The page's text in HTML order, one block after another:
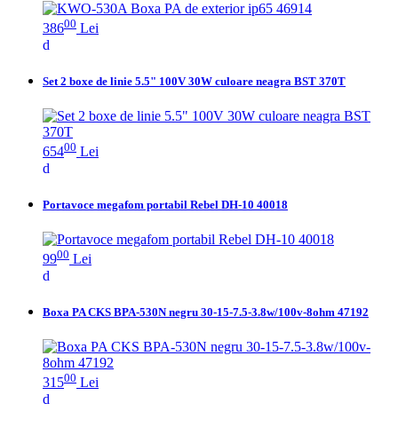
38600 Lei
Set 2 boxe de linie 5.5" 100V 30W culoare neagra BST 370T
65400 Lei
Portavoce megafom portabil Rebel DH-10 40018
9900 Lei
Boxa PA CKS BPA-530N negru 30-15-7.5-3.8w/100v-8ohm 47192
31500 Lei